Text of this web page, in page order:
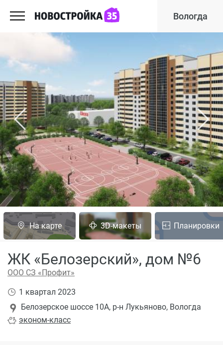
Вологда
На карте 3D-макеты Планировки
ЖК «Белозерский», дом №6
ООО СЗ «Профит»
эконом-класс
Белозерское шоссе 10А, р-н Лукьяново, Вологда
1 квартал 2023